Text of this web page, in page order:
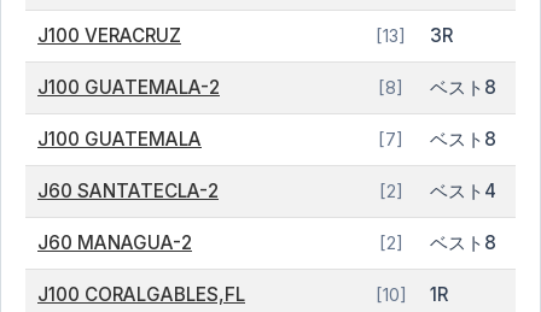
J100 VERACRUZ [13] 3R
J100 GUATEMALA-2 [8] ベスト8
J100 GUATEMALA [7] ベスト8
J60 SANTATECLA-2 [2] ベスト4
J60 MANAGUA-2 [2] ベスト8
J100 CORALGABLES,FL [10] 1R